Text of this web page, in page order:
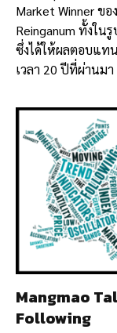
Market Winner ขอ
Reinganum ทั้งใน
ซึ่งได้ให้ผลตอบแท
เวลา 20 ปีที่ผ่านมา
Mangmao
Following